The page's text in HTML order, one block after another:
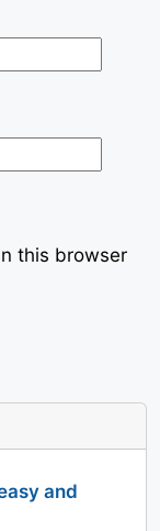
this browser
and